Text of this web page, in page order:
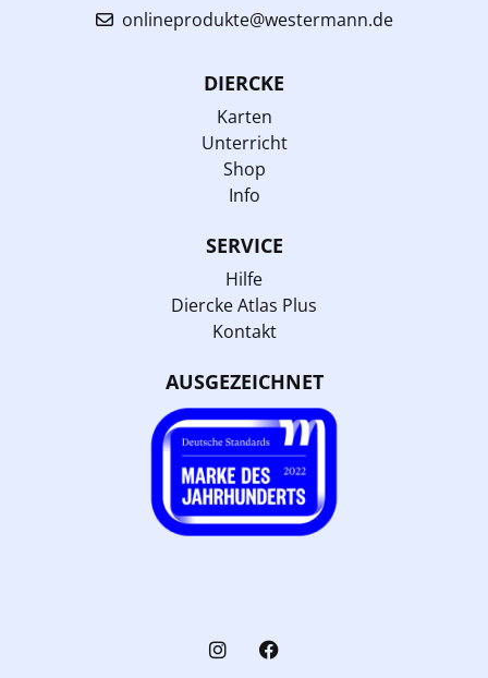
onlineprodukte@westermann.de
DIERCKE
Karten
Unterricht
Shop
Info
SERVICE
Hilfe
Diercke Atlas Plus
Kontakt
AUSGEZEICHNET